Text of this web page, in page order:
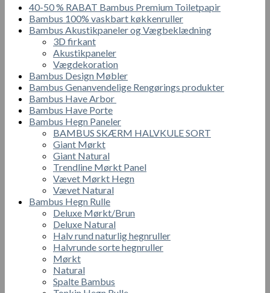
40-50 % RABAT Bambus Premium Toiletpapir
Bambus 100% vaskbart køkkenruller
Bambus Akustikpaneler og Vægbeklædning
3D firkant
Akustikpaneler
Vægdekoration
Bambus Design Møbler
Bambus Genanvendelige Rengørings produkter
Bambus Have Arbor
Bambus Have Porte
Bambus Hegn Paneler
BAMBUS SKÆRM HALVKULE SORT
Giant Mørkt
Giant Natural
Trendline Mørkt Panel
Vævet Mørkt Hegn
Vævet Natural
Bambus Hegn Rulle
Deluxe Mørkt/Brun
Deluxe Natural
Halv rund naturlig hegnruller
Halvrunde sorte hegnruller
Mørkt
Natural
Spalte Bambus